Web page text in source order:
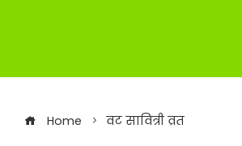
Home वट सावित्री व्रत